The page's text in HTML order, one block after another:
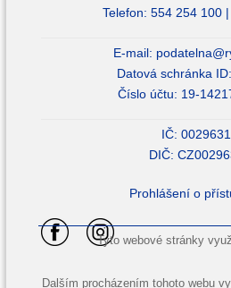
Telefon: 554 254 100 |
E-mail:
Datová schránka
Číslo účtu: 19-
IČ:
DIČ:
Prohlášení o
Tyto webové stránky
Dalším procházením tohoto webu